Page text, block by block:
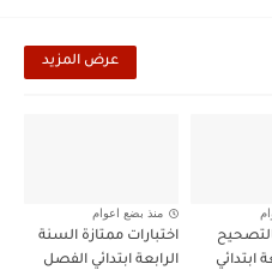
عرض المزيد
ابتدائي
منذ بضع اعوام
اختبارات ممتازة السنة
الرابعة ابتدائي الفصل